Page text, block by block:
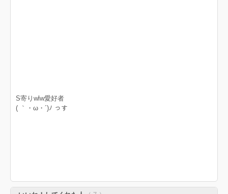
S寄りwlw愛好者
( ｀・ω・´)ﾉ っす